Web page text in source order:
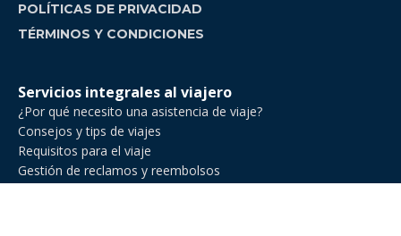
POLÍTICAS DE PRIVACIDAD
TÉRMINOS Y CONDICIONES
Servicios integrales al viajero
¿Por qué necesito una asistencia de viaje?
Consejos y tips de viajes
Requisitos para el viaje
Gestión de reclamos y reembolsos